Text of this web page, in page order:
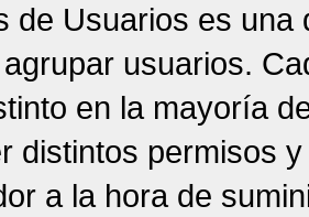
de Usuarios es
usuarios.
en la mayoría
distintos permisos
a la hora de